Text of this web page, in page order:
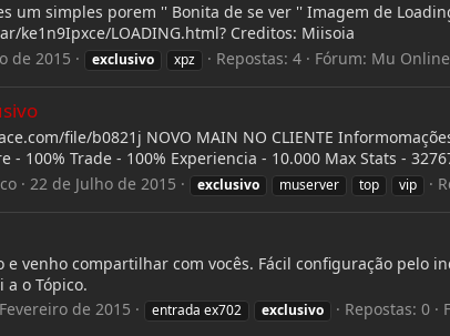
um simples porem '' Bonita de se ver '' Imagem de
ke1n9Ipxce/LOADING.html? Creditos: Miisoia
de 2015 exclusivo xpz Repostas: 4 Fórum: Mu
file/b0821j NOVO MAIN NO CLIENTE
- 100% Trade - 100% Experiencia - 10.000 Max Stats -
22 de Julho de 2015 exclusivo muserver top vip
venho compartilhar com vocês. Fácil configuração pelo
o Tópico.
de 2015 entrada ex702 exclusivo Repostas: 0